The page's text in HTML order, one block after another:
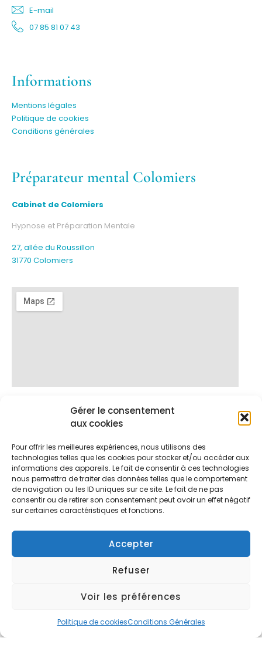
Gérer le consentement
aux cookies
Pour offrir les meilleures expériences, nous utilisons des
technologies telles que les cookies pour stocker et/ou accéder aux
informations des appareils. Le fait de consentir à ces technologies
nous permettra de traiter des données telles que le comportement
de navigation ou les ID uniques sur ce site. Le fait de ne pas
consentir ou de retirer son consentement peut avoir un effet négatif
sur certaines caractéristiques et fonctions.
Accepter
Refuser
Voir les préférences
Politique de cookiesConditions Générales
E-mail
07 85 81 07 43
Informations
Mentions légales
Politique de cookies
Conditions générales
Préparateur mental Colomiers
Cabinet de Colomiers
Hypnose et Préparation Mentale
27, allée du Roussillon
31770 Colomiers
Préparateur mental Montauban
Cabinet de Montauban
Hypnose et Préparation Mentale
15 bis, avenue Salengro
82000 Montauban